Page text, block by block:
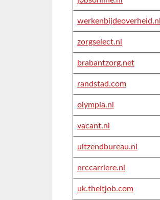
werkenbijdeoverheid.nl
zorgselect.nl
brabantzorg.net
randstad.com
olympia.nl
vacant.nl
uitzendbureau.nl
nrccarriere.nl
uk.theitjob.com